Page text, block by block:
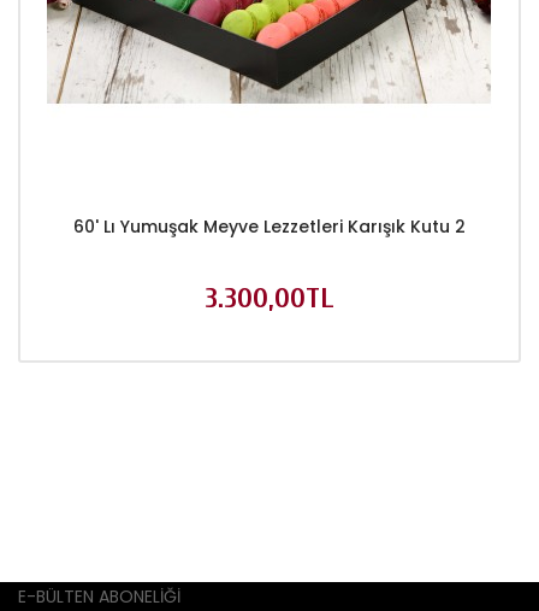
60' Lı Yumuşak Meyve Lezzetleri Karışık Kutu 2
3.300,00TL
E-BÜLTEN ABONELİĞİ